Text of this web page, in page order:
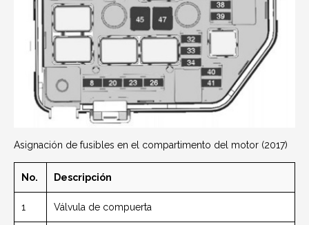
Asignación de fusibles en el compartimento del motor (2017)
No. Descripción
1 Válvula de compuerta